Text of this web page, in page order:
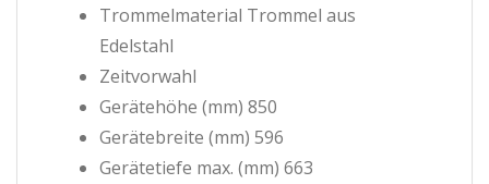
Trommelmaterial Trommel aus
Edelstahl
Zeitvorwahl
Gerätehöhe (mm) 850
Gerätebreite (mm) 596
Gerätetiefe max. (mm) 663